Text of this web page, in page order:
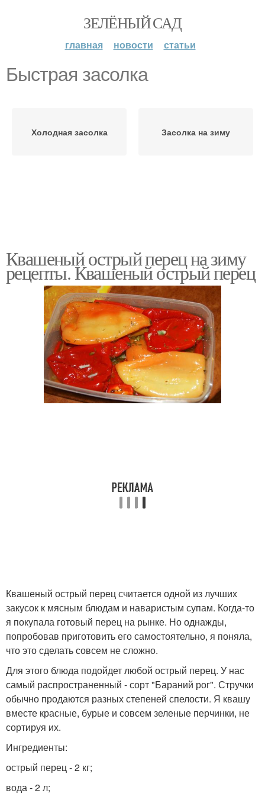
ЗЕЛЁНЫЙ САД
главная новости статьи
Быстрая засолка
Холодная засолка Засолка на зиму
Квашеный острый перец на зиму
рецепты. Квашеный острый перец
Квашеный острый перец считается одной из лучших
закусок к мясным блюдам и наваристым супам. Когда-то
я покупала готовый перец на рынке. Но однажды,
попробовав приготовить его самостоятельно, я поняла,
что это сделать совсем не сложно.
Для этого блюда подойдет любой острый перец. У нас
самый распространенный - сорт "Бараний рог". Стручки
обычно продаются разных степеней спелости. Я квашу
вместе красные, бурые и совсем зеленые перчинки, не
сортируя их.
Ингредиенты:
острый перец - 2 кг;
вода - 2 л;